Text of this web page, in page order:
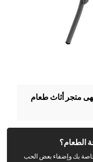
متجر أثاث طعام
الطعام؟
بك وإضفاء بعض الحب